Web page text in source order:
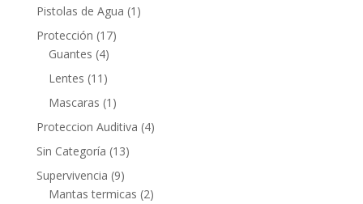
Pistolas de Agua (1)
Protección (17)
Guantes (4)
Lentes (11)
Mascaras (1)
Proteccion Auditiva (4)
Sin Categoría (13)
Supervivencia (9)
Mantas termicas (2)